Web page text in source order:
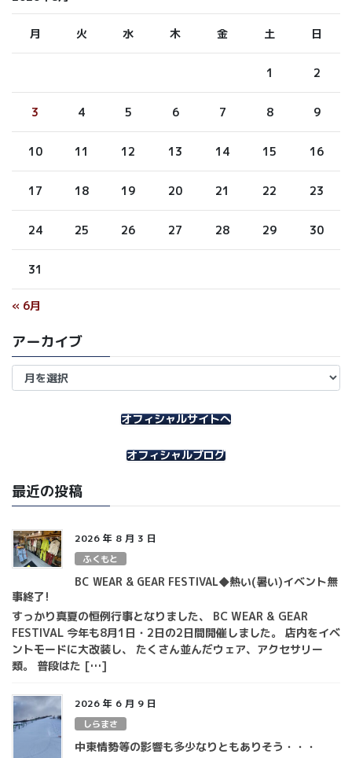
月 火 水 木 金 土 日
1 2
3 4 5 6 7 8 9
10 11 12 13 14 15 16
17 18 19 20 21 22 23
24 25 26 27 28 29 30
31
« 6月
アーカイブ
ア
オフィシャルサイトへ
オフィシャルブログ
最近の投稿
2026 年 8 月 3 日
ふくもと
BC WEAR & GEAR FESTIVAL◆熱い(暑い)イベント無
事終了!
すっかり真夏の恒例行事となりました、 BC WEAR & GEAR
FESTIVAL 今年も8月1日・2日の2日間開催しました。 店内をイベ
ントモードに大改装し、 たくさん並んだウェア、アクセサリー
類。 普段はた […]
2026 年 6 月 9 日
しらまさ
中東情勢等の影響も多少なりともありそう・・・